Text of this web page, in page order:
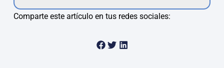
Comparte este artículo en tus redes sociales: